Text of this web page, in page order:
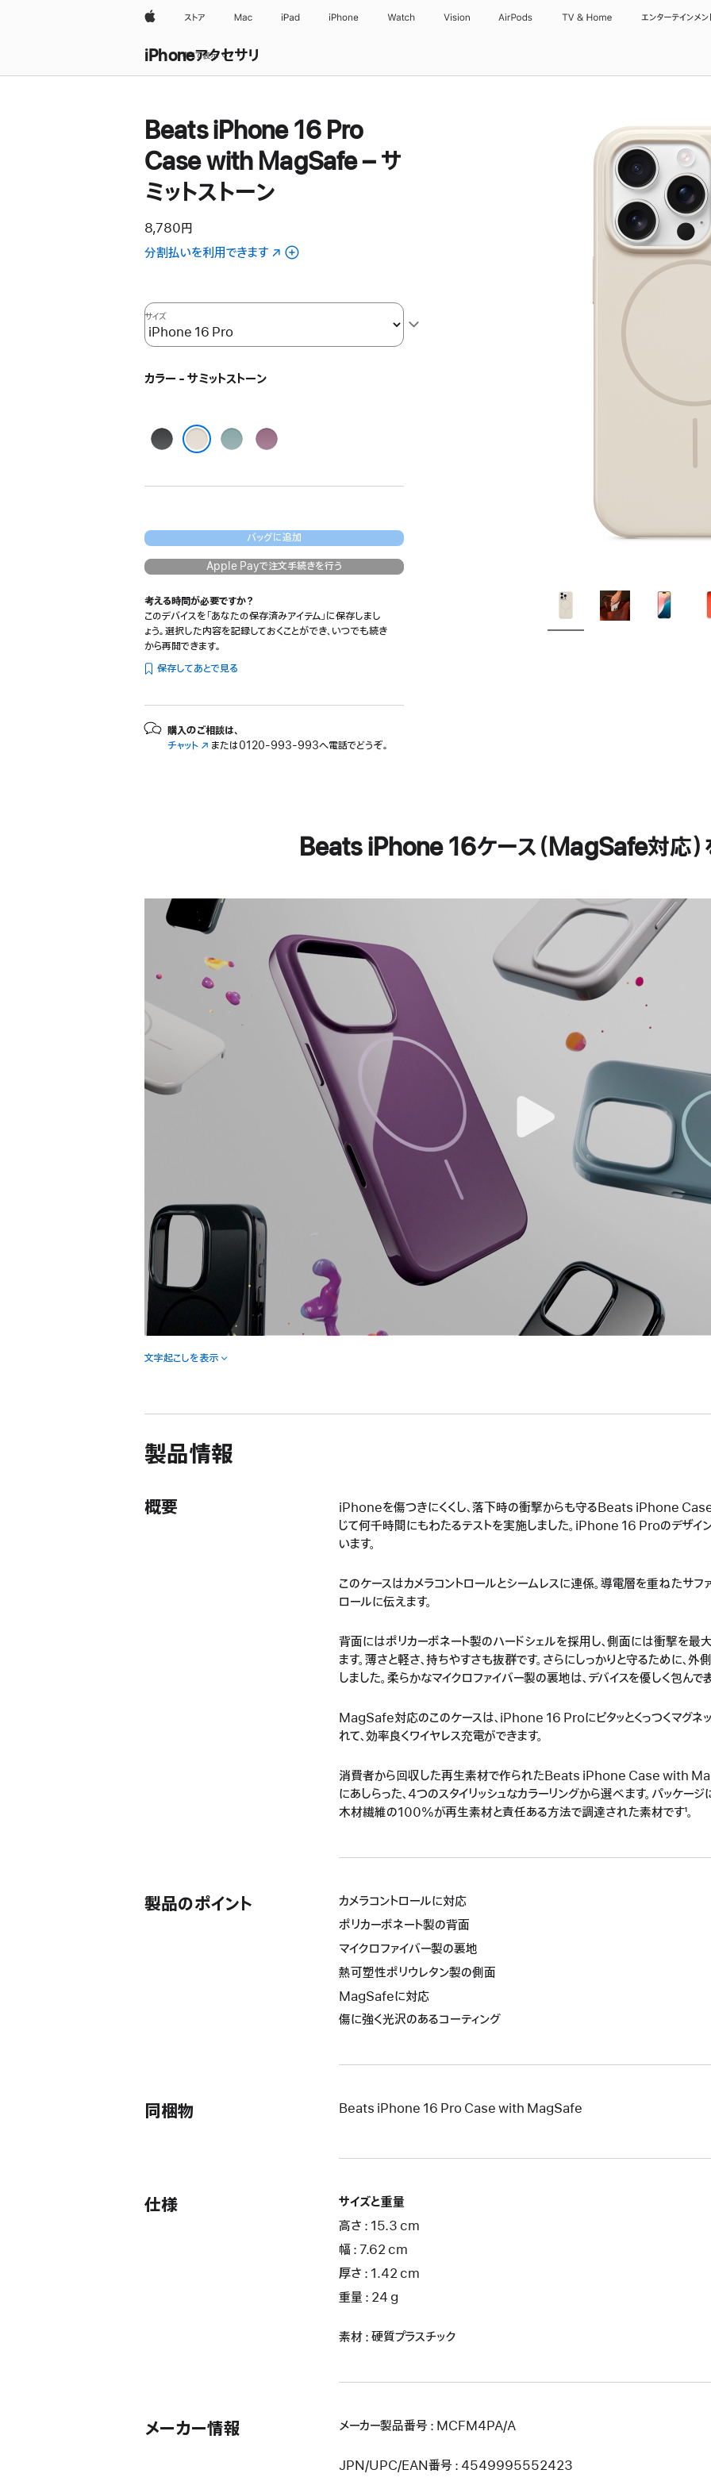
Appleストア Mac iPad iPhone Watch Vision AirPods TV & Home エンターテインメン
iPhoneアクセサリ
すべて表示
Beats iPhone 16 Pro
Case with MagSafe – サ
ミットストーン
8,780円
分割払いを利用できます
（新
イ
ド
サイズ
カラー - サミットストーン
ミ
ッ
ナ
ト
ブ
ク
リ
タ
ド
ブ
ル
サ
ン
ッ
パ
ー
プ
バッグに追加
Apple Payで注文手続きを行う
考える時間が必要ですか？
このデバイスを「あなたの保存済みアイテム」に保存しまし
ょう。選択した内容を記録しておくことができ、いつでも続き
から再開できます。
保存してあとで見る
購入のご相談は、
チャット （新
ま
または0120-993-993へ電話でどうぞ。
Beats iPhone 16ケース（MagSafe対応）
文字起こしを表示
製品情報
概要
iPhoneを傷つきにくくし、落下時の衝撃からも守るBeats iPhone
じて何千時間にもわたるテストを実施しました。iPhone 16 Proのデザイ
います。
このケースはカメラコントロールとシームレスに連係。導電層を重ねたサフ
ロールに伝えます。
背面にはポリカーボネート製のハードシェルを採用し、側面には衝撃を
ます。薄さと軽さ、持ちやすさも抜群です。さらにしっかりと守るために、
しました。柔らかなマイクロファイバー製の裏地は、デバイスを優しく包ん
MagSafe対応のこのケースは、iPhone 16 Proにピタッとくっつくマグネ
れて、効率良くワイヤレス充電ができます。
消費者から回収した再生素材で作られたBeats iPhone Case with
にあしらった、4つのスタイリッシュなカラーリングから選べます。パッケー
木材繊維の100%が再生素材と責任ある方法で調達された素材です¹。
製品のポイント
カメラコントロールに対応
ポリカーボネート製の背面
マイクロファイバー製の裏地
熱可塑性ポリウレタン製の側面
MagSafeに対応
傷に強く光沢のあるコーティング
同梱物 Beats iPhone 16 Pro Case with MagSafe
仕様
サイズと重量
高さ : 15.3 cm
幅 : 7.62 cm
厚さ : 1.42 cm
重量 : 24 g
素材 : 硬質プラスチック
メーカー情報 メーカー製品番号 : MCFM4PA/A
JPN/UPC/EAN番号 : 4549995552423